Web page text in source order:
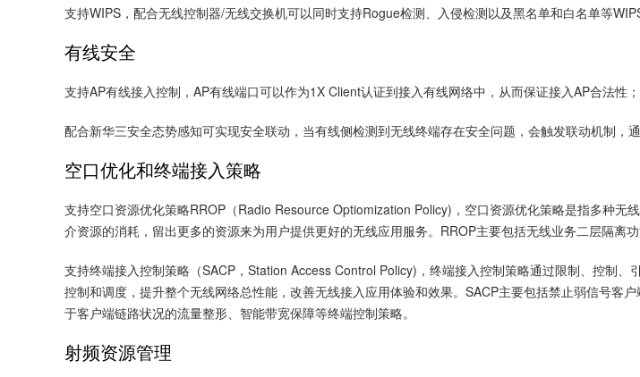
支持WIPS，配合无线控制器/无线交换机可以同时支持Rogue检测、入侵检测以及黑名单和白名单等
有线安全
支持AP有线接入控制，AP有线端口可以作为1X Client认证到接入有线网络中，从而保证接入AP合法性
配合新华三安全态势感知可实现安全联动，当有线侧检测到无线终端存在安全问题，会触发联动机制，
空口优化和终端接入策略
支持空口资源优化策略RROP（Radio Resource Optiomization Policy)，空口资源优化策略是指多种
介资源的消耗，留出更多的资源来为用户提供更好的无线应用服务。RROP主要包括无线业务二层隔离
支持终端接入控制策略（SACP，Station Access Control Policy)，终端接入控制策略通过限制、控制
控制和调度，提升整个无线网络总性能，改善无线接入应用体验和效果。SACP主要包括禁止弱信号客
于客户端链路状况的流量整形、智能带宽保障等终端控制策略。
射频资源管理